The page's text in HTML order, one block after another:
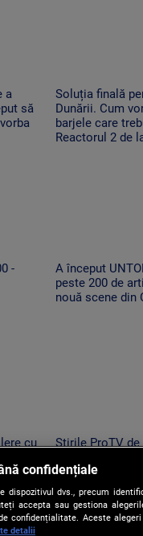
a
să
Soluția finală
Dunării. Cum
barjele care
Reactorul 2 de
-
A început
peste 200 de
nouă scene din
cu
neatent
Știrile ProTV de
confidențiale
dispozitivul dvs., precum
accepta sau gestiona
confidențialitate. Aceste
detalii